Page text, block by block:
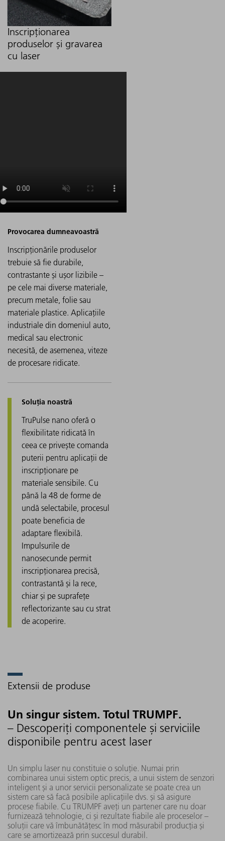
Inscripționarea
produselor și gravarea
cu laser
Inscripționările produselor
trebuie să fie durabile,
contrastante și ușor lizibile –
pe cele mai diverse materiale,
precum metale, folie sau
materiale plastice. Aplicațiile
industriale din domeniul auto,
medical sau electronic
necesită, de asemenea, viteze
de procesare ridicate.
TruPulse nano oferă o
flexibilitate ridicată în
ceea ce privește comanda
puterii pentru aplicații de
inscripționare pe
materiale sensibile. Cu
până la 48 de forme de
undă selectabile, procesul
poate beneficia de
adaptare flexibilă.
Impulsurile de
nanosecunde permit
inscripționarea precisă,
contrastantă și la rece,
chiar și pe suprafețe
reflectorizante sau cu strat
de acoperire.
Extensii de produse
Un singur sistem. Totul TRUMPF.
– Descoperiți componentele și serviciile
disponibile pentru acest laser
Un simplu laser nu constituie o soluție. Numai prin
combinarea unui sistem optic precis, a unui sistem de senzori
inteligent și a unor servicii personalizate se poate crea un
sistem care să facă posibile aplicațiile dvs. și să asigure
procese fiabile. Cu TRUMPF aveți un partener care nu doar
furnizează tehnologie, ci și rezultate fiabile ale proceselor –
soluții care vă îmbunătățesc în mod măsurabil producția și
care se amortizează prin succesul durabil.